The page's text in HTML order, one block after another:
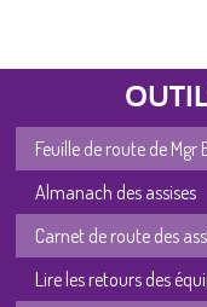
Feuille de route de Mgr
Almanach des assises
Carnet de route des
Lire les retours des